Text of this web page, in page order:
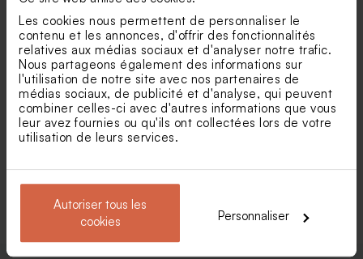
Les cookies nous permettent de personnaliser le
contenu et les annonces, d'offrir des fonctionnalités
relatives aux médias sociaux et d'analyser notre trafic.
Nous partageons également des informations sur
l'utilisation de notre site avec nos partenaires de
médias sociaux, de publicité et d'analyse, qui peuvent
combiner celles-ci avec d'autres informations que vous
leur avez fournies ou qu'ils ont collectées lors de votre
utilisation de leurs services.
Autoriser tous les
cookies
Personnaliser
Carte de remerciement
mariage terracotta absolu
Carte remerciement
mariage billet vers le
bonheur
remerciement mariage